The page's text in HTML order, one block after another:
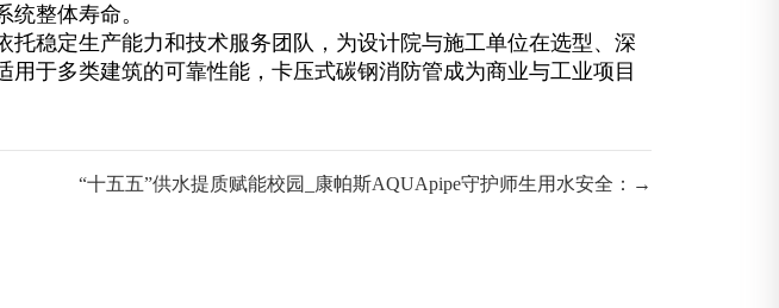
整体寿命。
稳定生产能力和技术服务团队，为设计院与施工单位在选型、深
于多类建筑的可靠性能，卡压式碳钢消防管成为商业与工业项目
“十五五”供水提质赋能校园_康帕斯AQUApipe守护师生用水安全：→